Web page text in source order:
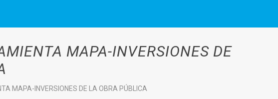
MAPA-INVERSIONES DE
MAPA-INVERSIONES DE LA OBRA PÚBLICA